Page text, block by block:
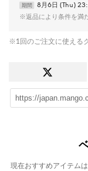
期間 8月6日 (Thu)
※返品により条件を満
※1回のご注文に使える
現在おすすめアイテムは